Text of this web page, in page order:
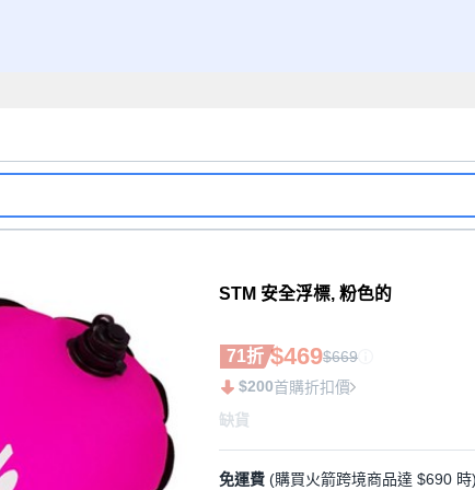
STM 安全浮標, 粉色的
71折 $469$669
$200首購折扣價
缺貨
免運費 (購買火箭跨境商品達 $690 時